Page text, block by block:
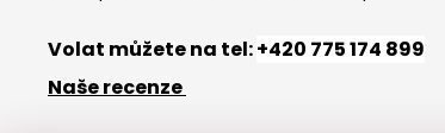
Volat můžete na tel:+420 775 174 899
Naše recenze